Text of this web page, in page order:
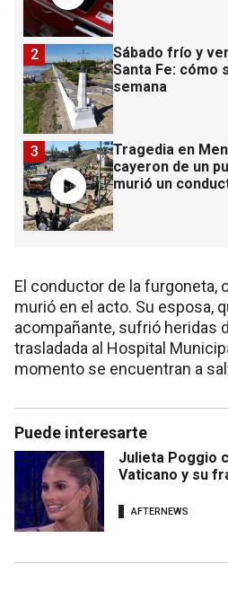
Sábado frío y
Santa Fe: cómo
semana
2
Tragedia en
cayeron de un
murió un
3
El conductor de la furgoneta,
murió en el acto. Su esposa,
acompañante, sufrió heridas
trasladada al Hospital
momento se encuentran a
Puede interesarte
Julieta Poggio
Vaticano y su
AFTERNEWS